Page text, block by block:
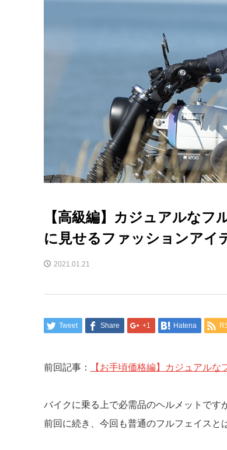
【高級編】カジュアルな
に見せるファッションアイ
2021.01.21
Tweet Share +1 Hatena
前回記事： 【お手頃価格編】カジュアル
バイクに乗る上で必需品のヘルメットです
前回に続き、今回も普通のフルフェイスと